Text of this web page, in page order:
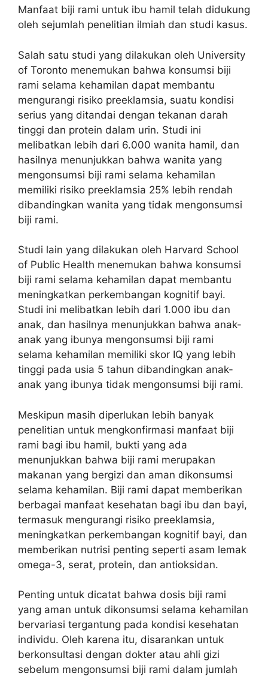
Manfaat biji rami untuk ibu hamil telah didukung
oleh sejumlah penelitian ilmiah dan studi kasus.
Salah satu studi yang dilakukan oleh University
of Toronto menemukan bahwa konsumsi biji
rami selama kehamilan dapat membantu
mengurangi risiko preeklamsia, suatu kondisi
serius yang ditandai dengan tekanan darah
tinggi dan protein dalam urin. Studi ini
melibatkan lebih dari 6.000 wanita hamil, dan
hasilnya menunjukkan bahwa wanita yang
mengonsumsi biji rami selama kehamilan
memiliki risiko preeklamsia 25% lebih rendah
dibandingkan wanita yang tidak mengonsumsi
biji rami.
Studi lain yang dilakukan oleh Harvard School
of Public Health menemukan bahwa konsumsi
biji rami selama kehamilan dapat membantu
meningkatkan perkembangan kognitif bayi.
Studi ini melibatkan lebih dari 1.000 ibu dan
anak, dan hasilnya menunjukkan bahwa anak-
anak yang ibunya mengonsumsi biji rami
selama kehamilan memiliki skor IQ yang lebih
tinggi pada usia 5 tahun dibandingkan anak-
anak yang ibunya tidak mengonsumsi biji rami.
Meskipun masih diperlukan lebih banyak
penelitian untuk mengkonfirmasi manfaat biji
rami bagi ibu hamil, bukti yang ada
menunjukkan bahwa biji rami merupakan
makanan yang bergizi dan aman dikonsumsi
selama kehamilan. Biji rami dapat memberikan
berbagai manfaat kesehatan bagi ibu dan bayi,
termasuk mengurangi risiko preeklamsia,
meningkatkan perkembangan kognitif bayi, dan
memberikan nutrisi penting seperti asam lemak
omega-3, serat, protein, dan antioksidan.
Penting untuk dicatat bahwa dosis biji rami
yang aman untuk dikonsumsi selama kehamilan
bervariasi tergantung pada kondisi kesehatan
individu. Oleh karena itu, disarankan untuk
berkonsultasi dengan dokter atau ahli gizi
sebelum mengonsumsi biji rami dalam jumlah